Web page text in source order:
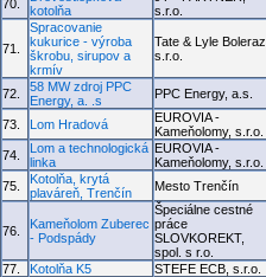
70.
kotolňa
s.r.o.
71.
Spracovanie
kukurice - výroba
škrobu, sirupov a
krmív
Tate & Lyle Boleraz,
s.r.o.
72.
58 MW zdroj PPC
Energy, a. .s
PPC Energy, a.s.
73. Lom Hradová
EUROVIA -
Kameňolomy, s.r.o.
74.
Lom a technologická
linka
EUROVIA -
Kameňolomy, s.r.o.
75.
Kotolňa, krytá
plaváreň, Trenčín
Mesto Trenčín
76.
Kameňolom Zuberec
- Podspády
Špeciálne cestné
práce
SLOVKOREKT,
spol. s r.o.
77. Kotolňa K5 STEFE ECB, s.r.o.